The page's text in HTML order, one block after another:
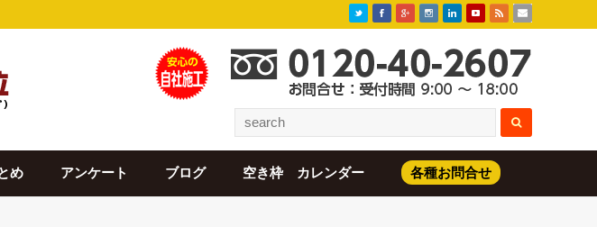
め アンケート ブログ 空き枠 カレンダー 各種お問合せ